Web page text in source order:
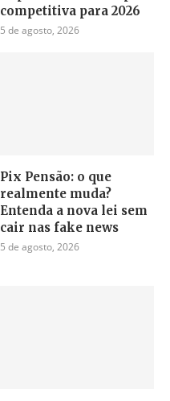
competitiva para 2026
5 de agosto, 2026
Pix Pensão: o que
realmente muda?
Entenda a nova lei sem
cair nas fake news
5 de agosto, 2026